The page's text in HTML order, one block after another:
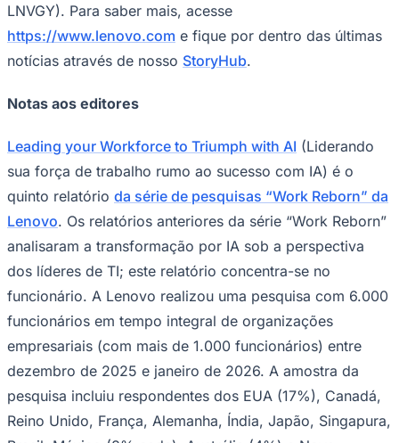
Botafogo
LNVGY). Para saber mais, acesse
https://www.lenovo.com e fique por dentro das últimas
notícias através de nosso StoryHub.
Notas aos editores
Leading your Workforce to Triumph with AI (Liderando
sua força de trabalho rumo ao sucesso com IA) é o
quinto relatório da série de pesquisas “Work Reborn” da
Lenovo. Os relatórios anteriores da série “Work Reborn”
analisaram a transformação por IA sob a perspectiva
dos líderes de TI; este relatório concentra-se no
funcionário. A Lenovo realizou uma pesquisa com 6.000
funcionários em tempo integral de organizações
empresariais (com mais de 1.000 funcionários) entre
dezembro de 2025 e janeiro de 2026. A amostra da
pesquisa incluiu respondentes dos EUA (17%), Canadá,
Reino Unido, França, Alemanha, Índia, Japão, Singapura,